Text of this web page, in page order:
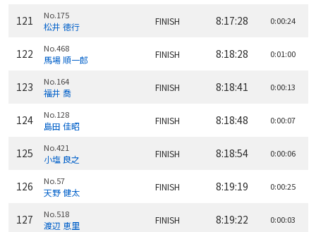
121 No.175
松井 徳行 FINISH 8:17:28 0:00:24
122 No.468
馬場 順一郎 FINISH 8:18:28 0:01:00
123 No.164
福井 喬 FINISH 8:18:41 0:00:13
124 No.128
島田 佳昭 FINISH 8:18:48 0:00:07
125 No.421
小塩 良之 FINISH 8:18:54 0:00:06
126 No.57
天野 健太 FINISH 8:19:19 0:00:25
127 No.518
渡辺 恵里 FINISH 8:19:22 0:00:03